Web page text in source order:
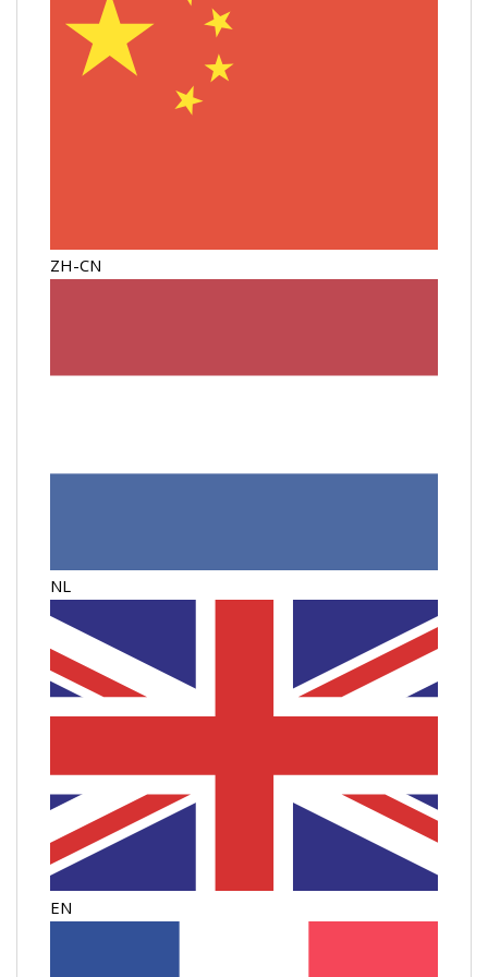
ZH-CN
NL
EN